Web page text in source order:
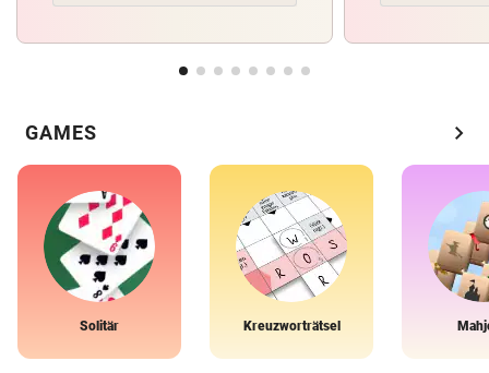
GAMES chevron_right
Solitär Kreuzworträtsel